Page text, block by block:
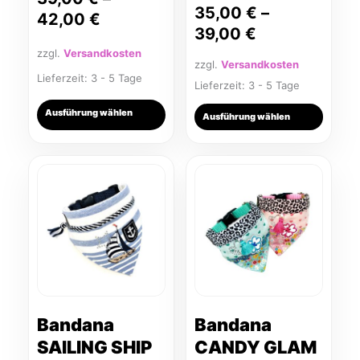
zzgl. Versandkosten
Lieferzeit: 3 - 5 Tage
42,00 €
Ausführung wählen
werden
zzgl. Versandkosten
Lieferzeit: 3 - 5 Tage
35,00 € –
39,00 €
Ausführung wählen
werden
Bandana
SAILING SHIP
mehrere
Varianten
können
auf
Bandana
CANDY GLAM
mehrere
Varianten
können
auf